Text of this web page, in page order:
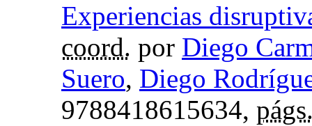
Experiencias
coord. por Diego
Suero, Diego
9788418615634,